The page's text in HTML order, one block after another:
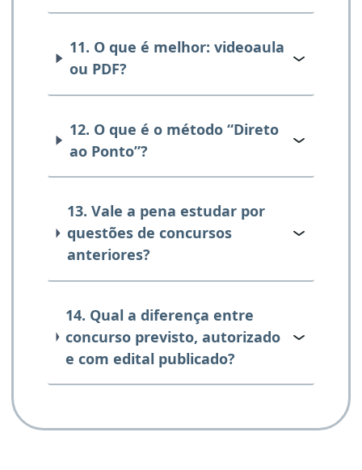
11. O que é melhor: videoaula
ou PDF?
12. O que é o método “Direto
ao Ponto”?
13. Vale a pena estudar por
questões de concursos
anteriores?
14. Qual a diferença entre
concurso previsto, autorizado
e com edital publicado?